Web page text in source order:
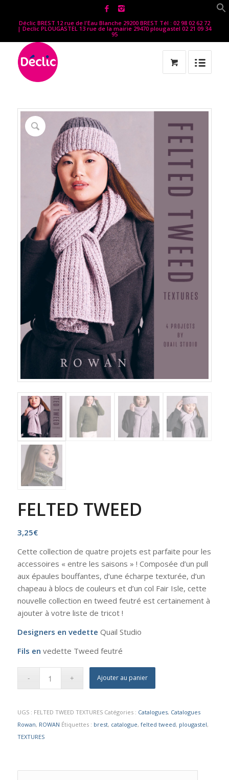
Déclic BREST 12 rue de l'Eau Blanche 29200 BREST Tél : 02 98 02 62 72
| Declic PLOUGASTEL 13 rue de la mairie 29470 plougastel 02 21 09 34
95
FELTED TWEED
3,25€
Cette collection de quatre projets est parfaite pour les
accessoires « entre les saisons » ! Composée d’un pull
aux épaules bouffantes, d’une écharpe texturée, d’un
chapeau à blocs de couleurs et d’un col Fair Isle, cette
nouvelle collection en tweed feutré est certainement à
ajouter à votre liste de tricot !
Designers en vedette Quail Studio
Fils en vedette Tweed feutré
Ajouter au panier
UGS : FELTED TWEED TEXTURES Catégories : Catalogues, Catalogues
Rowan, ROWAN Étiquettes : brest, catalogue, felted tweed, plougastel,
TEXTURES